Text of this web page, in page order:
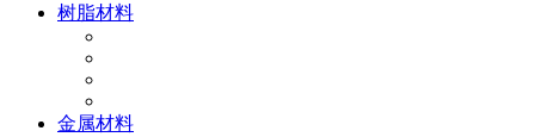
树脂材料
金属材料